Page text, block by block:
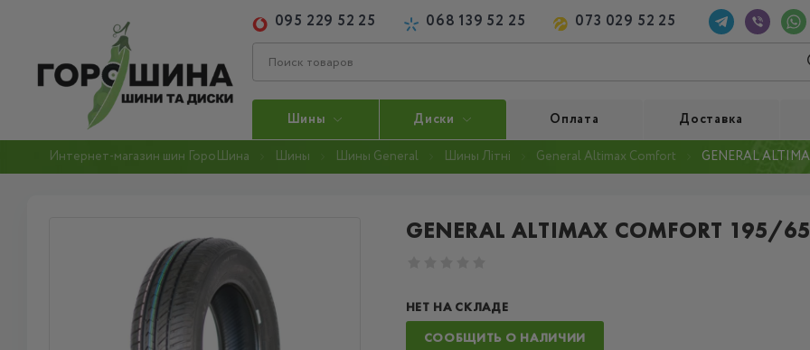
095 229 52 25 068 139 52 25 073 029 52 25
Шины Диски Оплата Доставка
Интернет-магазин шин ГороШина Шины Шины General Шины Літні General Altimax Comfort GENERAL
GENERAL ALTIMAX COMFORT 195/
НЕТ НА СКЛАДЕ
СООБЩИТЬ О НАЛИЧИИ